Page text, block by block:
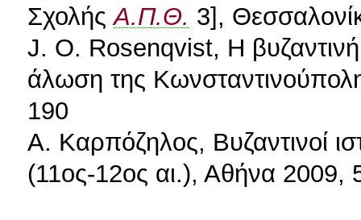
ΣχολήςΑ.Π.Θ. 3],
J. O. Rosenqvist, H
άλωση της
190
Α. Καρπόζηλος, Βυζαντινοί
(11ος-12ος αι.), Αθήνα 2009,